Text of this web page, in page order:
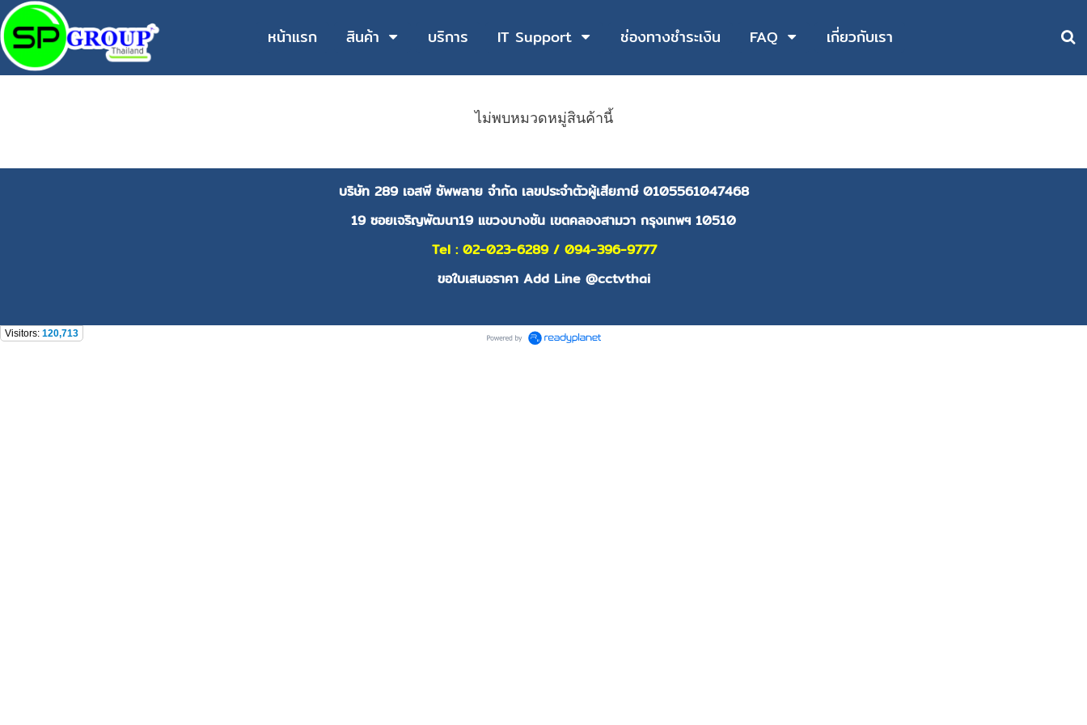
หน้าแรก สินค้า บริการ IT Support ช่องทางชำระเงิน FAQ เกี่ยวกับเรา
ไม่พบหมวดหมู่สินค้านี้
บริษัท 289 เอสพี ซัพพลาย จำกัด เลขประจำตัวผู้เสียภาษี 0105561047468
19 ซอยเจริญพัฒนา19 แขวงบางชัน เขตคลองสามวา กรุงเทพฯ 10510
Tel : 02-023-6289 / 094-396-9777
ขอใบเสนอราคา Add Line @cctvthai
Visitors: 120,713